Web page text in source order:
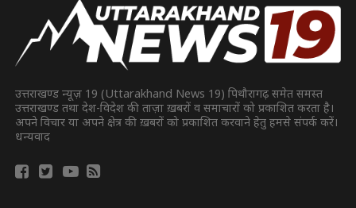
उत्तराखण्ड न्यूज़ 19 (Uttarakhand News 19) पिथौरागढ़ समेत समस्त
उत्तराखण्ड तथा देश-विदेश की ताज़ा ख़बरों व समाचारों को प्रकाशित करता है।
अपने विचार या अपने क्षेत्र की ख़बरों को प्रकाशित करवाने हेतु हमसे संपर्क करें।
धन्यवाद